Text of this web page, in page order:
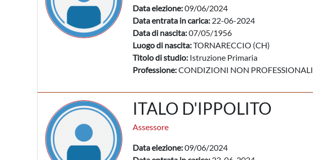
Data elezione:09/06/2024
Data entrata in carica: 22-06-2024
Data di nascita:07/05/1956
Luogo di nascita:TORNARECCIO (CH)
Titolo di studio: Istruzione Primaria
Professione:CONDIZIONI NON PROFESSIONALI
ITALO D'IPPOLITO
Assessore
Data elezione:09/06/2024